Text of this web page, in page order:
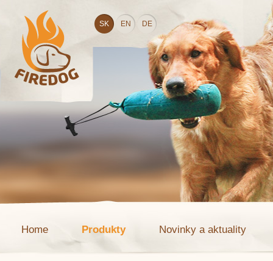
SK EN DE
Home Produkty Novinky a aktuality